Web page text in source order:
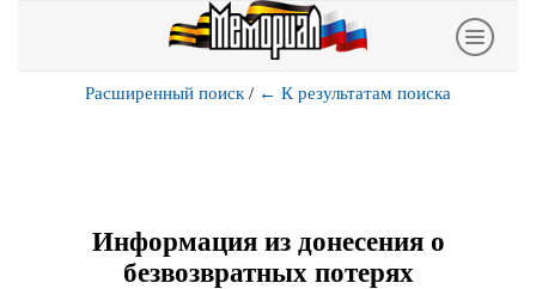
Расширенный поиск / ← К результатам поиска
Информация из донесения о
безвозвратных потерях